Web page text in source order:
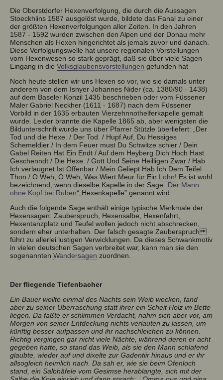
Die Oberstdorfer Hexenverfolgung, die durch die Aussagen
Stoeckhlins 1587 ausgelöst wurde, bildete das Fanal zu einer
der größten Hexenverfolgungen aller Zeiten. In den Jahren
1587 - 1592 wurden zwischen den Alpen und der Donau mehr
Menschen als Hexen hingerichtet als jemals zuvor und danach.
Diese Verfolgungswelle hat unsere regionalen Vorstellungen
vom Hexenwesen so stark geprägt, daß sie über viele Sagen
Eingang in die Volksglaubensvorstellungen gefunden hat
Noch heute stellen wir uns Hexen so vor, wie sie damals unter
anderem von dem Isnyer Johannes Nider (ca. 1380/90 - 1438)
auf dem Baseler Konzil 1435 beschrieben oder vom Füssener
Maler Gabriel Neckher (1611 - 1687) nach dem Füssener
Vorbild in der 1635 erbauten Vierzehnnothelferkapelle gemalt
wurde. Leider brannte die Kapelle 1865 ab, aber wenigsten die
Bildunterschrift wurde uns über Pfarrer Stützle überliefert: „Der
Tod und die Hexe. / Der Tod. / Hupf Auf, Du Hessiges
Schemeldier / In dem Feuer must Du Schwitze schier / Dein
Gabel Reiten Hat Ein Endt / Auf dem Heyberg Dich Hoch Hast
Geschenndt / Die Hexe. / Gott Und Seine Heilligen Zwar / Hab
Ich verlaugnet Ist Offenbar / Mein Geliept Hab Ich Dem Teifel
Thon / O Weh, O Weh, Was Wiert Meur für Ein Lohn! Es ist wohl
bezeichnend, wenn dieselbe Kapelle in der Sage
„Der Mann
ohne Kopf bei Ruben“ „Hexenkapelle” genannt wird.
Auch die folgende Sage enthält einige typische Merkmale der
Hexensagen: Zauberspruch, Hexensalbe, Hexenfahrt,
Hexentanzplatz und Teufel wollen jedoch nicht abschrecken,
sondern eher unterhalten. Der falsch gesagte Zauberspruch
führt zu allerlei lustigen Verwicklungen. Da dieses Schwankmotiv
in vielen deutschen Sagen verbreitet war, kann man sie den
sogenannten Wandersagen zuordnen.
Der fliegende Tiefenbacher
Ein Bauer wollte einmal des Nachts sein Weib wecken, fand
aber zu seiner Überraschung statt ihrer ein Scheit Holz im Bette
liegen. Da faßte er schlimmen Verdacht, nahm sich aber vor, am
Morgen von seiner Entdeckung nichts verlauten zu lassen, um
künftig besser aufpassen und ihr nachschleichen zu können.
Richtig vergingen gar nicht viele Nächte, während deren er acht
gegeben hatte, so stand das Weib, als sie den Mann schlafend
glaubte, wieder auf und dixelte zur Gadentiir hinaus und er ihr
allsogleich heimlich nach. Da sah er, wie sie beim Ofenloch
stand, ein Salbhäfele vom Gesimse herablangte, sich mit der